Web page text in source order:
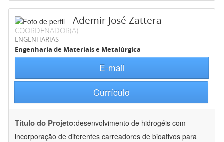
Ademir José Zattera
COORDENADOR(A)
ENGENHARIAS
Engenharia de Materiais e Metalúrgica
E-mail
Currículo
Título do Projeto:desenvolvimento de hidrogéis com
incorporação de diferentes carreadores de bioativos para